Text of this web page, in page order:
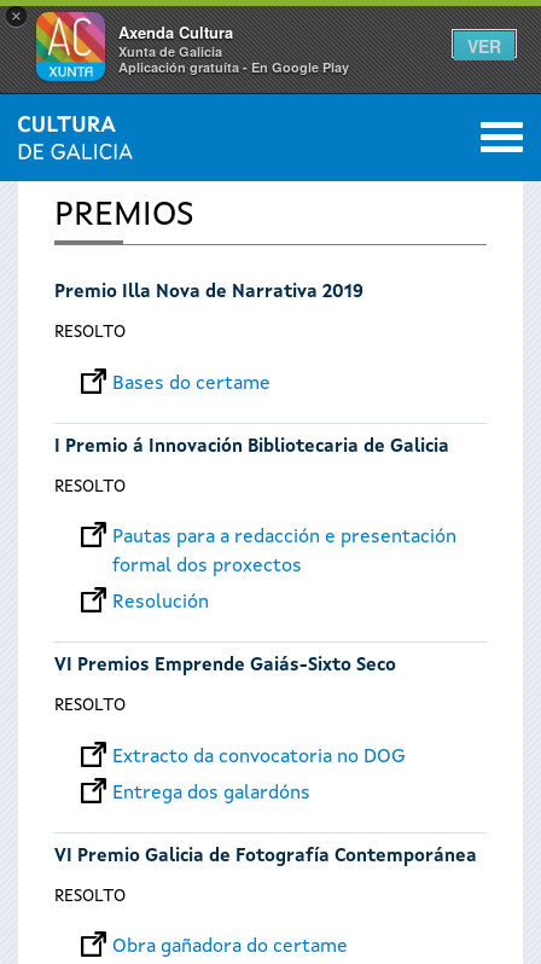
×
Axenda Cultura
Xunta de Galicia
Aplicación gratuíta - En Google Play
VER
Vostede
está
aquí
INICIO 0
PREMIOS
Premio Illa Nova de Narrativa 2019
RESOLTO
Bases do certame
I Premio á Innovación Bibliotecaria de Galicia
RESOLTO
Pautas para a redacción e presentación
formal dos proxectos
Resolución
VI Premios Emprende Gaiás-Sixto Seco
RESOLTO
Extracto da convocatoria no DOG
Entrega dos galardóns
VI Premio Galicia de Fotografía Contemporánea
RESOLTO
Obra gañadora do certame